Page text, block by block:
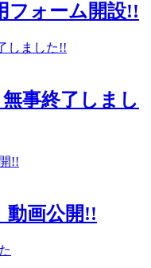
フォーム開設!!
無事終了しまし
動画公開!!